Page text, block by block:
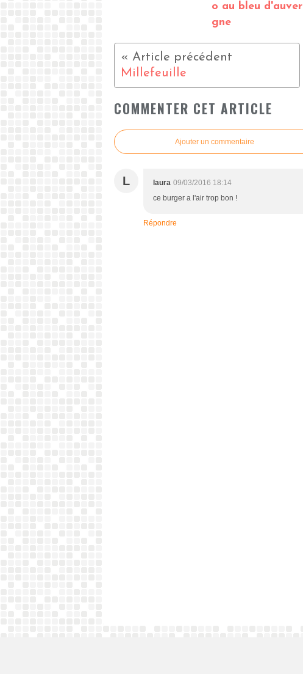
o au bleu d'auver
gne
Millefeuille
COMMENTER CET ARTICLE
Ajouter un commentaire
L laura 09/03/2016 18:14
ce burger a l'air trop bon !
Répondre